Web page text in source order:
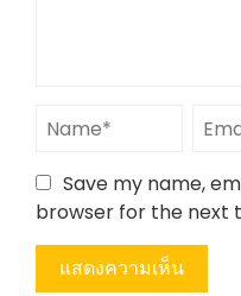
Save my name,
browser for the next